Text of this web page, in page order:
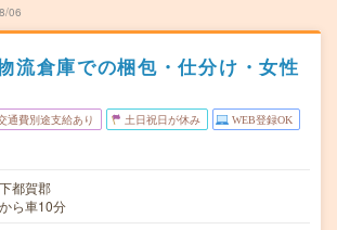
06
流倉庫での梱包・仕分け・女性
通費別途支給あり 土日祝日が休み WEB登録OK
都賀郡
ら車10分